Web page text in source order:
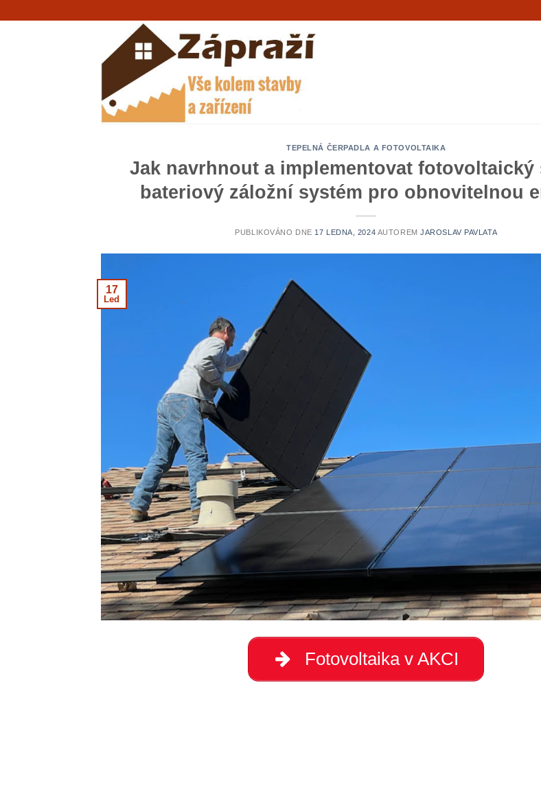
TEPELNÁ ČERPADLA A FOTOVOLTAIKA
Jak navrhnout a implementovat
bateriový záložní systém pro obnovitelnou
PUBLIKOVÁNO DNE 17 LEDNA, 2024 AUTOREMJAROSLAV PAVLATA
17
Led
Fotovoltaika v AKCI